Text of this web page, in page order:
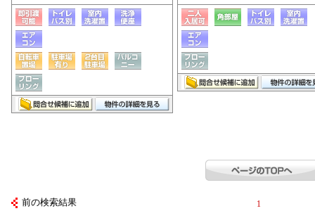
前の検索結果 1